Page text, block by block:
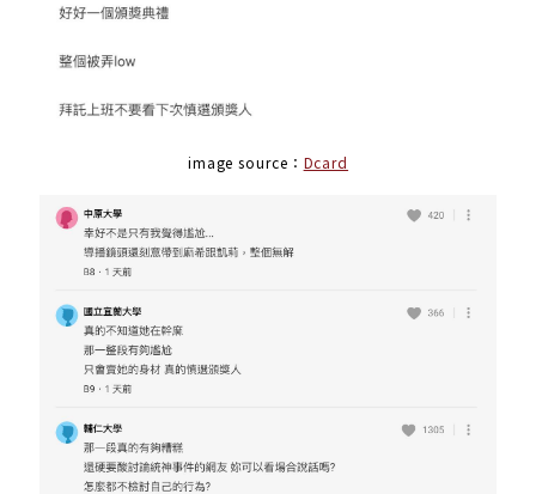
image source： Dcard